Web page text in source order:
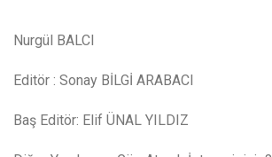
Nurgül BALCI
Editör : Sonay BİLGİ ARABACI
Baş Editör: Elif ÜNAL YILDIZ